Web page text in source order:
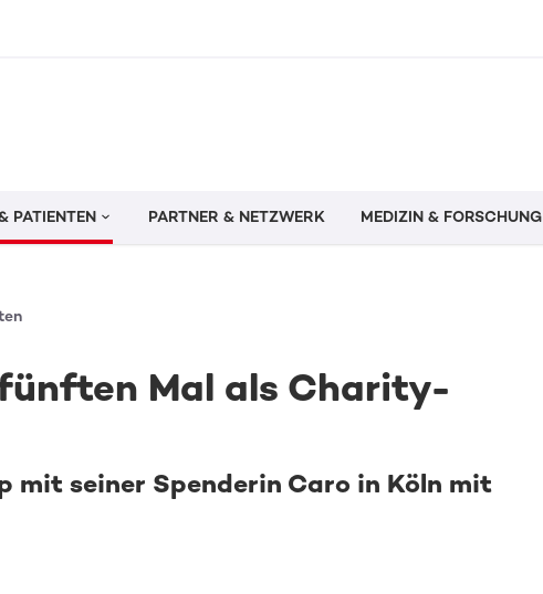
PATIENTEN PARTNER & NETZWERK MEDIZIN & FORSCHUNG
fünften Mal als Charity-
mit seiner Spenderin Caro in Köln mit